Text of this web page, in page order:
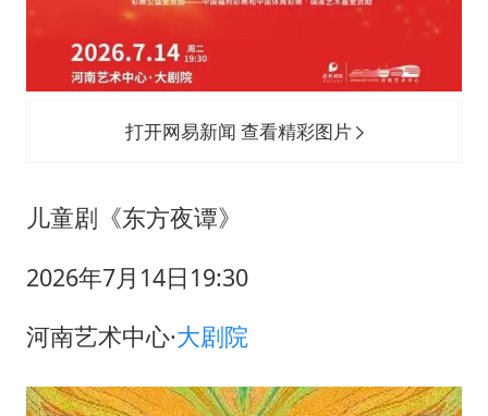
打开网易新闻 查看精彩图片
儿童剧《东方夜谭》
2026年7月14日19:30
河南艺术中心·大剧院